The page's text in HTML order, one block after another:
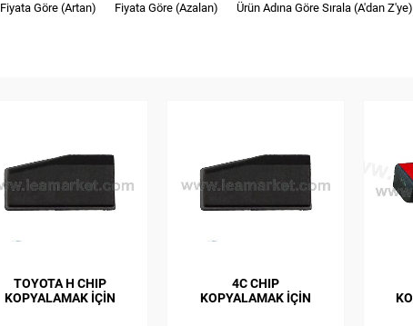
Fiyata Göre (Artan) Fiyata Göre (Azalan) Ürün Adına Göre Sırala (A'dan Z'ye)
TOYOTA H CHIP
KOPYALAMAK İÇİN
4C CHIP
KOPYALAMAK İÇİN